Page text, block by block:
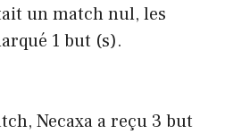
un match nul, les
1 but (s).
Necaxa a reçu 3 but